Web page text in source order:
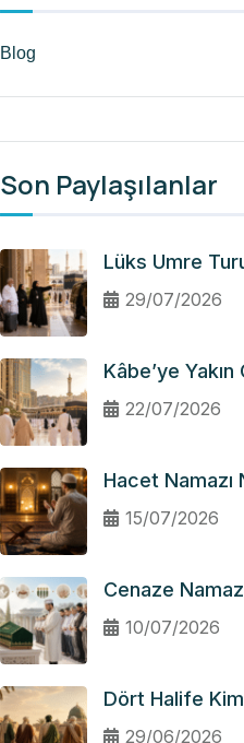
Blog
Son Paylaşılanlar
Lüks Umre
29/07/2026
Kâbe’ye
22/07/2026
Hacet Namazı
15/07/2026
Cenaze Namazı
10/07/2026
Dört Halife
29/06/2026